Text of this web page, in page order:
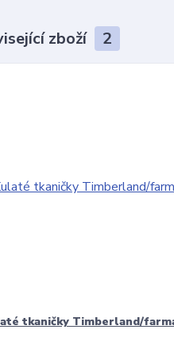
zboží 2
tkaničky Timberland/